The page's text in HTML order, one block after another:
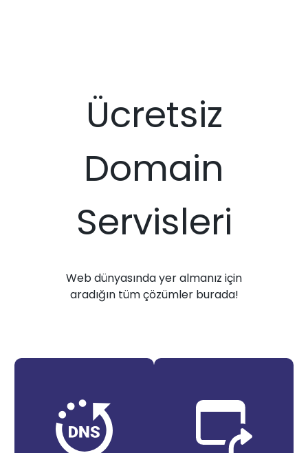
Ücretsiz
Domain
Servisleri
Web dünyasında yer almanız için
aradığın tüm çözümler burada!